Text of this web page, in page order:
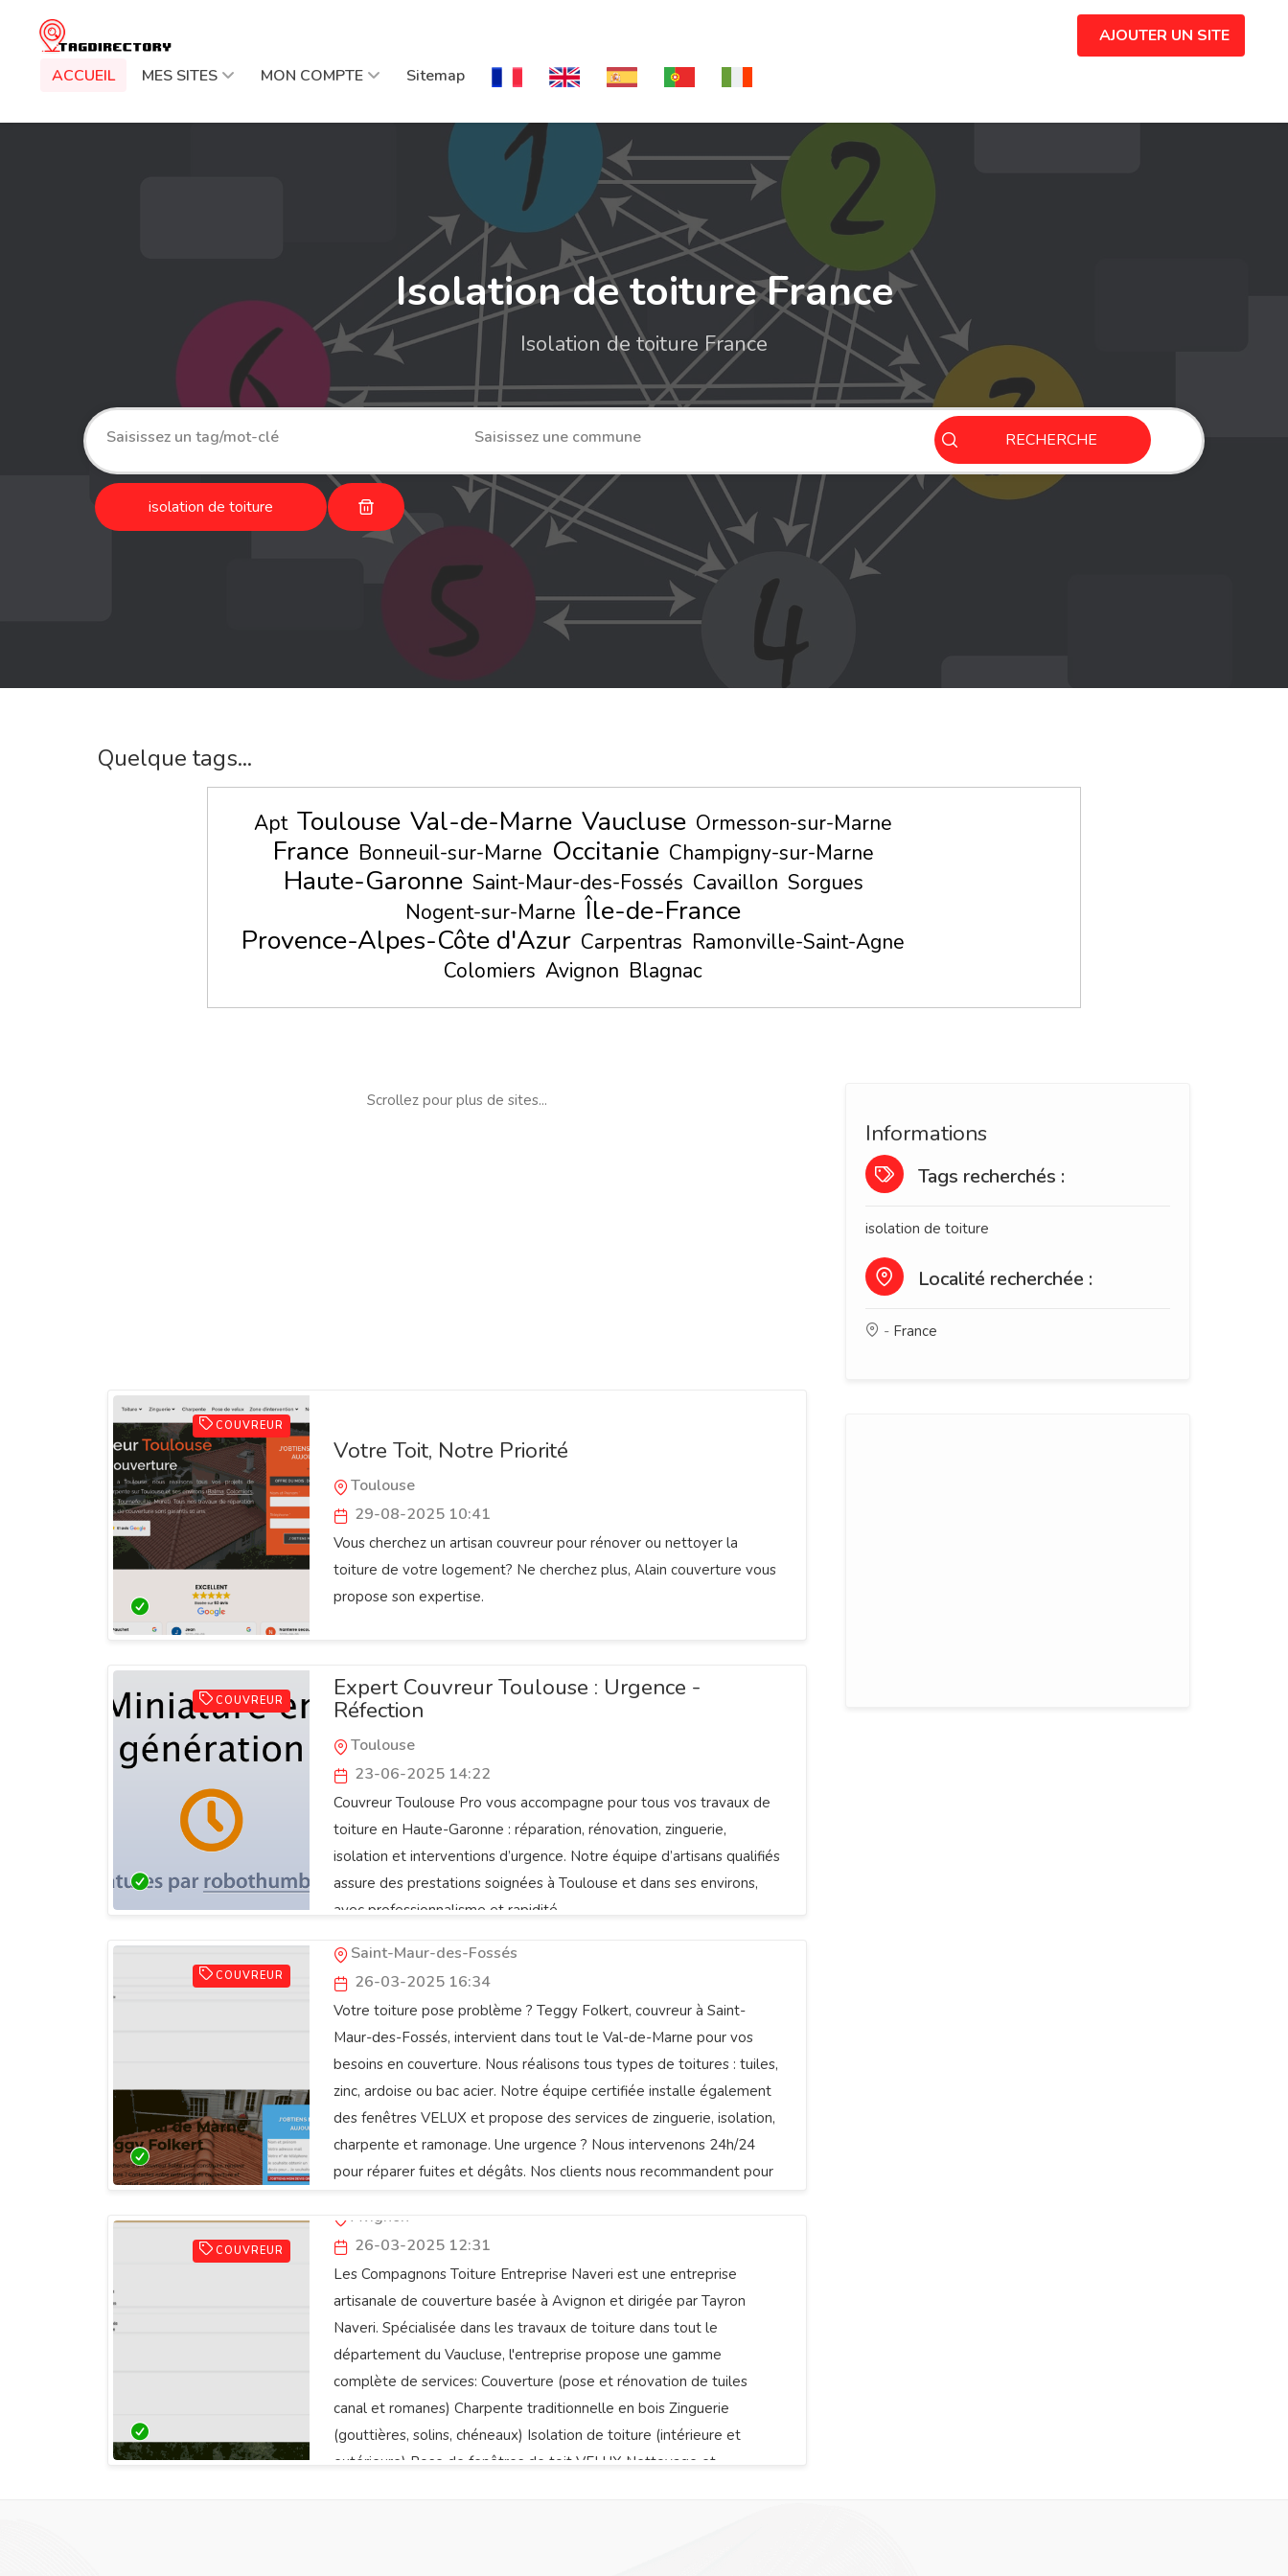
ACCUEIL MES SITES MON COMPTE Sitemap
AJOUTER UN SITE
Isolation de toiture France
Isolation de toiture France
RECHERCHE
isolation de toiture
Quelque tags...
Apt Toulouse Val-de-Marne Vaucluse Ormesson-sur-Marne
France Bonneuil-sur-Marne Occitanie Champigny-sur-Marne
Haute-Garonne Saint-Maur-des-Fossés Cavaillon Sorgues
Nogent-sur-Marne Île-de-France
Provence-Alpes-Côte d'Azur Carpentras Ramonville-Saint-Agne
Colomiers Avignon Blagnac
Scrollez pour plus de sites...
COUVREUR
Votre Toit, Notre Priorité
Toulouse
29-08-2025 10:41
Vous cherchez un artisan couvreur pour rénover ou nettoyer la
toiture de votre logement? Ne cherchez plus, Alain couverture vous
propose son expertise.
COUVREUR Expert Couvreur Toulouse : Urgence -
Réfection
Toulouse
23-06-2025 14:22
Couvreur Toulouse Pro vous accompagne pour tous vos travaux de
toiture en Haute-Garonne : réparation, rénovation, zinguerie,
isolation et interventions d’urgence. Notre équipe d’artisans qualifiés
assure des prestations soignées à Toulouse et dans ses environs,
avec professionnalisme et rapidité.
COUVREUR
Le Couvreur De Paris 94 | Couvreur Val de
Marne
Saint-Maur-des-Fossés
26-03-2025 16:34
Votre toiture pose problème ? Teggy Folkert, couvreur à Saint-
Maur-des-Fossés, intervient dans tout le Val-de-Marne pour vos
besoins en couverture. Nous réalisons tous types de toitures : tuiles,
zinc, ardoise ou bac acier. Notre équipe certifiée installe également
des fenêtres VELUX et propose des services de zinguerie, isolation,
charpente et ramonage. Une urgence ? Nous intervenons 24h/24
pour réparer fuites et dégâts. Nos clients nous recommandent pour
bénéficient d'une garantie décennale. Contactez-nous au 06 78 50
57 13 pour u
COUVREUR
Les Compagnons Toiture Entreprise Naveri
Avignon
26-03-2025 12:31
Les Compagnons Toiture Entreprise Naveri est une entreprise
artisanale de couverture basée à Avignon et dirigée par Tayron
Naveri. Spécialisée dans les travaux de toiture dans tout le
département du Vaucluse, l'entreprise propose une gamme
complète de services: Couverture (pose et rénovation de tuiles
canal et romanes) Charpente traditionnelle en bois Zinguerie
(gouttières, solins, chéneaux) Isolation de toiture (intérieure et
extérieure) Pose de fenêtres de toit VELUX Nettoyage et
Informations
Tags recherchés :
isolation de toiture
Localité recherchée :
- France